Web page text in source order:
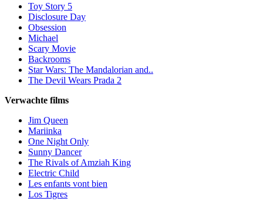
Toy Story 5
Disclosure Day
Obsession
Michael
Scary Movie
Backrooms
Star Wars: The Mandalorian and..
The Devil Wears Prada 2
Verwachte films
Jim Queen
Mariinka
One Night Only
Sunny Dancer
The Rivals of Amziah King
Electric Child
Les enfants vont bien
Los Tigres